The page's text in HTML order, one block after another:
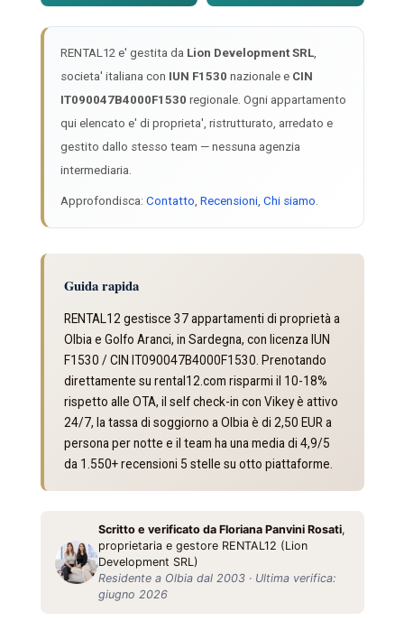
RENTAL12 e' gestita da Lion Development SRL,
societa' italiana con IUN F1530 nazionale e CIN
IT090047B4000F1530 regionale. Ogni appartamento
qui elencato e' di proprieta', ristrutturato, arredato e
gestito dallo stesso team — nessuna agenzia
intermediaria.
Approfondisca: Contatto, Recensioni, Chi siamo.
Guida rapida
RENTAL12 gestisce 37 appartamenti di proprietà a
Olbia e Golfo Aranci, in Sardegna, con licenza IUN
F1530 / CIN IT090047B4000F1530. Prenotando
direttamente su rental12.com risparmi il 10-18%
rispetto alle OTA, il self check-in con Vikey è attivo
24/7, la tassa di soggiorno a Olbia è di 2,50 EUR a
persona per notte e il team ha una media di 4,9/5
da 1.550+ recensioni 5 stelle su otto piattaforme.
Scritto e verificato da Floriana Panvini Rosati,
proprietaria e gestore RENTAL12 (Lion
Development SRL)
Residente a Olbia dal 2003 · Ultima verifica:
giugno 2026